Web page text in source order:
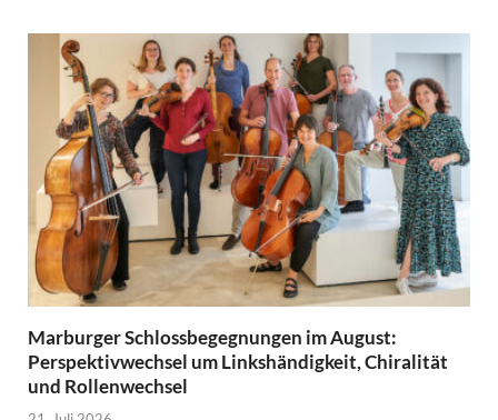
Marburger Schlossbegegnungen im August:
Perspektivwechsel um Linkshändigkeit, Chiralität
und Rollenwechsel